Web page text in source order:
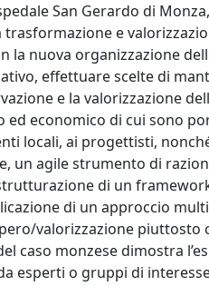
San Gerardo di
trasformazione e
la nuova organizzazione
effettuare scelte di
e la valorizzazione
economico di cui sono
locali, ai progettisti,
un agile strumento di
di un
di un approccio
valorizzazione piuttosto
caso monzese dimostra
esperti o gruppi di